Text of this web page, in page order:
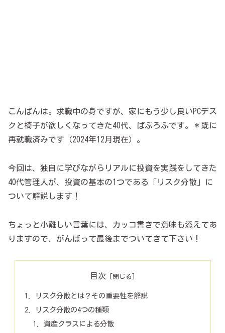
こんばんは。求職中の身ですが、家にもう少し良いPCデス
クと椅子が欲しくなってきた40代、ぱぶろふです。
＊既に
再就職済みです（2024年12月現在）。
今回は、独自に学びながらリアルに投資を実践をしてきた
40代管理人が、投資の基本の1つである「リスク分散」に
ついて解説します！
ちょっと小難しい言葉には、カッコ書きで意味も添えてあ
りますので、がんばって最後までついてきて下さい！
目次
リスク分散とは？その重要性を解説
リスク分散の4つの種類
資産クラスによる分散